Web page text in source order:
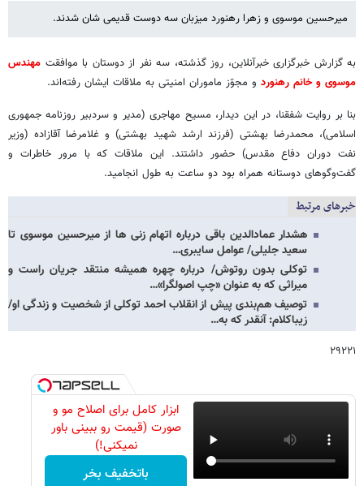
میرحسین موسوی و زهرا رهنورد میزبان سه دوست قدیمی شان شدند.
به گزارش خبرگزاری خبرآنلاین، روز گذشته، سه نفر از دوستان‌ با موافقت مهندس
موسوی و خانم رهنورد و مجوّز ماموران امنیتی به ملاقات ایشان رفته‌اند.
بنا بر روایت شفقنا، در این دیدار، مسیح مهاجری (مدیر و سردبیر روزنامه جمهوری
اسلامی)، محمدرضا بهشتی (فرزند ارشد شهید بهشتی) و غلامرضا آقازاده (وزیر
نفت دوران دفاع مقدس) حضور داشتند. این ملاقات که با مرور خاطرات و
گفت‌وگوهای دوستانه همراه بود دو ساعت به طول انجامید.
خبرهای مرتبط
هشدار عمادالدین باقی درباره اتهام زنی ها از میرحسین موسوی تا
سعید جلیلی/ عوامل سایبری…
توکلی بدون روتوش/ درباره چهره همیشه منتقد جریان راست و
میراثی که به عنوان «چپ اصولگرا»…
توصیف هم‌بندی پیش از انقلاب احمد توکلی از شخصیت و زندگی او/
زیباکلام: آنقدر که به…
۲۹۲۲۱
ابزار کامل برای اصلاح مو و
صورت (قیمت رو ببینی باور
نمیکنی!)
باتخفیف بخر